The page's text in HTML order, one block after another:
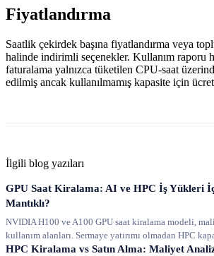
Fiyatlandırma
Saatlik çekirdek başına fiyatlandırma veya
halinde indirimli seçenekler. Kullanım raporu
faturalama yalnızca tüketilen CPU-saat
edilmiş ancak kullanılmamış kapasite için
İlgili blog yazıları
GPU Saat Kiralama: AI ve HPC İş Yükleri
Mantıklı?
NVIDIA H100 ve A100 GPU saat kiralama modeli,
kullanım alanları. Sermaye yatırımı olmadan HPC
HPC Kiralama vs Satın Alma: Maliyet